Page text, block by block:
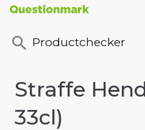
Productchecker
Straffe
33cl)